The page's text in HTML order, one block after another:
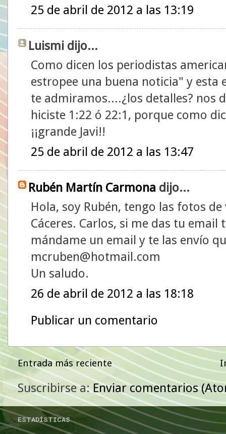
25 de abril de 2012 a las 13:19
Luismi dijo...
Como dicen los periodistas
estropee una buena noticia" y esta
te admiramos....¿los detalles? nos
hiciste 1:22 ó 22:1, porque como
¡¡grande Javi!!
25 de abril de 2012 a las 13:47
Rubén Martín Carmona dijo...
Hola, soy Rubén, tengo las fotos
Cáceres. Carlos, si me das tu email
mándame un email y te las envío
mcruben@hotmail.com
Un saludo.
26 de abril de 2012 a las 18:18
Publicar un comentario
Entrada más reciente
Suscribirse a:Enviar comentarios
ESTADÍSTICAS